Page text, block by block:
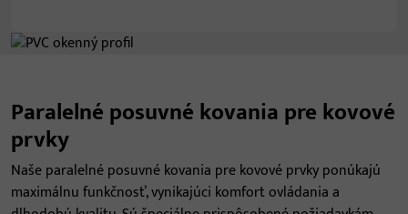
Paralelné posuvné kovania pre kovové
prvky
Naše paralelné posuvné kovania pre kovové prvky ponúkajú
maximálnu funkčnosť, vynikajúci komfort ovládania a